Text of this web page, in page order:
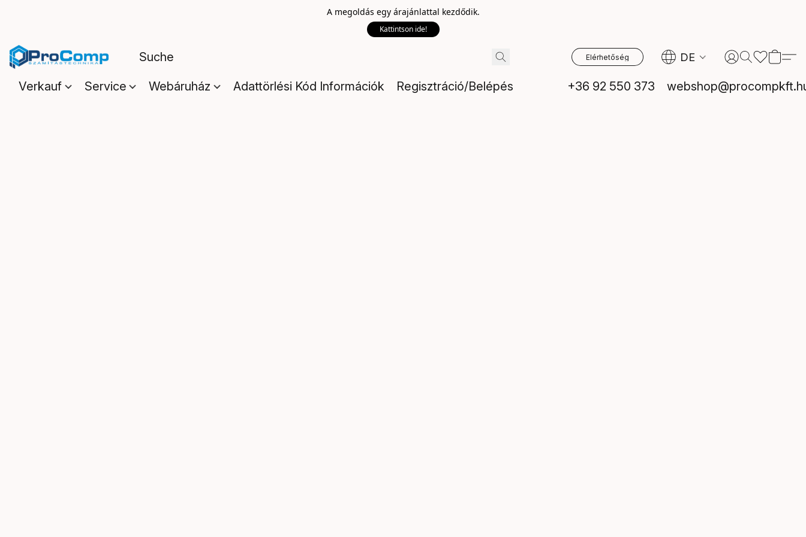
A megoldás egy árajánlattal kezdődik.
Kattintson ide!
Elérhetőség DE
Verkauf Service Webáruház Adattörlési Kód Információk Regisztráció/Belépés +36 92 550 373